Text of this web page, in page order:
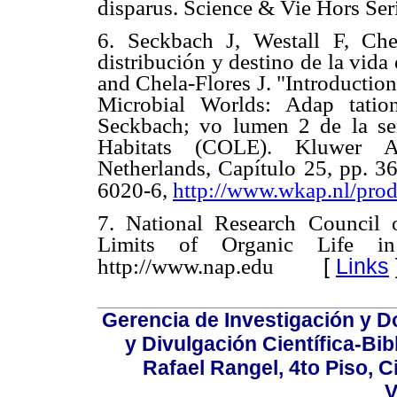
disparus. Science & Vie Hors
6. Seckbach J, Westall F,
distribución y destino de la vida
and Chela-Flores J.
Microbial Worlds: Adap
Seckbach; vo lumen 2 de la
Habitats (COLE). Kluwer
Netherlands, Capítulo 25, pp.
6020-6, http://www.wkap.nl/
7. National Research Council
Limits of Organic Life in
http://www.nap.edu [ Links
Gerencia de Investigación y
y Divulgación Científica-
Rafael Rangel, 4to Piso,